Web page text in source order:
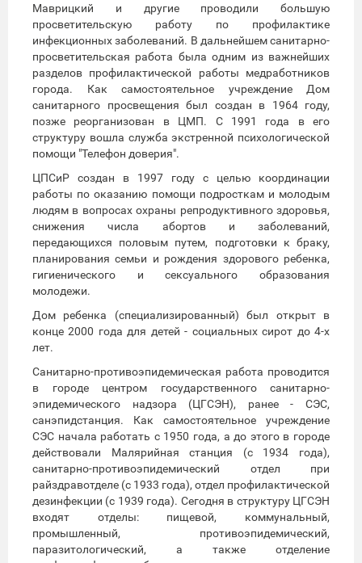
Маврицкий и другие проводили большую
просветительскую работу по профилактике
инфекционных заболеваний. В дальнейшем санитарно-
просветительская работа была одним из важнейших
разделов профилактической работы медработников
города. Как самостоятельное учреждение Дом
санитарного просвещения был создан в 1964 году,
позже реорганизован в ЦМП. С 1991 года в его
структуру вошла служба экстренной психологической
помощи "Телефон доверия".
ЦПСиР создан в 1997 году с целью координации
работы по оказанию помощи подросткам и молодым
людям в вопросах охраны репродуктивного здоровья,
снижения числа абортов и заболеваний,
передающихся половым путем, подготовки к браку,
планирования семьи и рождения здорового ребенка,
гигиенического и сексуального образования
молодежи.
Дом ребенка (специализированный) был открыт в
конце 2000 года для детей - социальных сирот до 4-х
лет.
Санитарно-противоэпидемическая работа проводится
в городе центром государственного санитарно-
эпидемического надзора (ЦГСЭН), ранее - СЭС,
санэпидстанция. Как самостоятельное учреждение
СЭС начала работать с 1950 года, а до этого в городе
действовали Малярийная станция (с 1934 года),
санитарно-противоэпидемический отдел при
райздравотделе (с 1933 года), отдел профилактической
дезинфекции (с 1939 года). Сегодня в структуру ЦГСЭН
входят отделы: пищевой, коммунальный,
промышленный, противоэпидемический,
паразитологический, а также отделение